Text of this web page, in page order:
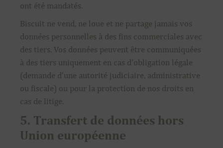
ont été mandatés.
Biscuit ne vend, ne loue et ne partage jamais vos
données personnelles à des fins commerciales avec
des tiers. Vos données peuvent être communiquées
à des tiers uniquement en cas d’obligation légale
(demande d’une autorité judiciaire, administrative
ou fiscale) ou pour la protection de nos droits en
cas de litige.
5. Transfert de données hors
Union européenne